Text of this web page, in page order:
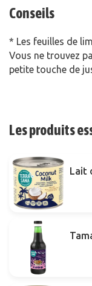
Conseils
* Les feuilles de
Vous ne trouvez
petite touche de
Les produits
Lait